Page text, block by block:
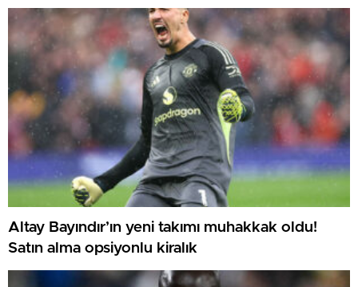
Altay Bayındır’ın yeni takımı muhakkak oldu!
Satın alma opsiyonlu kiralık